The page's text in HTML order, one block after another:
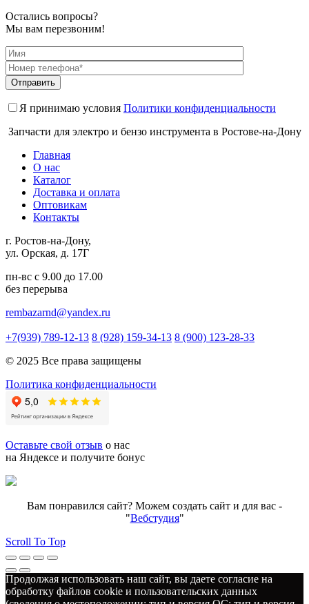
Остались вопросы?
Мы вам перезвоним!
Я принимаю условия Политики конфиденциальности
Запчасти для электро и бензо инструмента в Ростове-на-Дону
Главная
О нас
Каталог
Доставка и оплата
Оптовикам
Контакты
г. Ростов-на-Дону,
ул. Орская, д. 17Г
пн-вс с 9.00 до 17.00
без перерыва
rembazarnd@yandex.ru
+7(939) 789-12-13 8 (928) 159-34-13 8 (900) 123-28-33
© 2025 Все права защищены
Политика конфиденциальности
Оставьте свой отзыв о нас
на Яндексе и получите бонус
Вам понравился сайт? Можем создать сайт и для вас -
"Вебстудия"
Scroll To Top
Продолжая использовать наш сайт, вы даете согласие на
обработку файлов cookie и пользовательских данных